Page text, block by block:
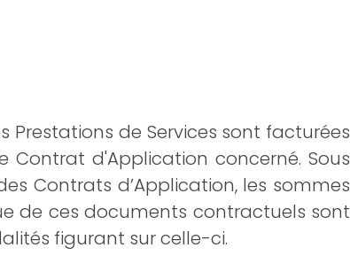
Prestations de Services sont facturées
d'Application concerné. Sous
Contrats d’Application, les sommes
de ces documents contractuels sont
figurant sur celle-ci.